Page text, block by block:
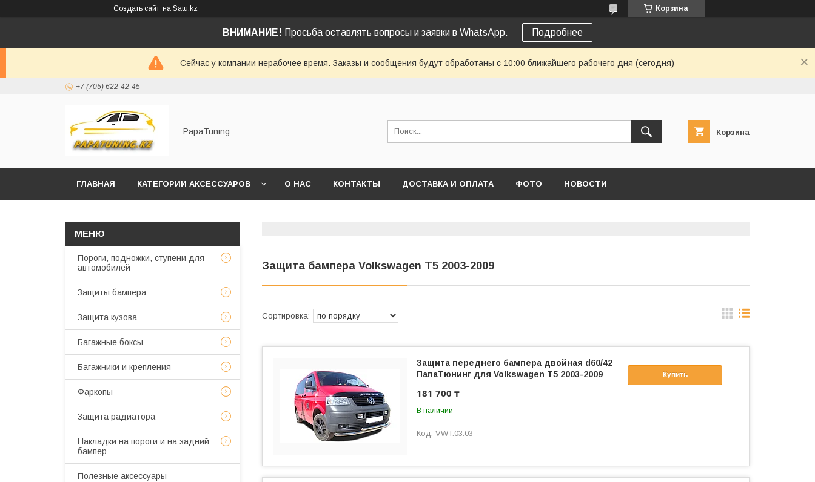
Создать сайт на Satu.kz Корзина
ВНИМАНИЕ! Просьба оставлять вопросы и заявки в WhatsApp. Подробнее
Сейчас у компании нерабочее время. Заказы и сообщения будут обработаны с 10:00 ближайшего рабочего дня (сегодня)
+7 (705) 622-42-45
PapaTuning Корзина
ГЛАВНАЯ КАТЕГОРИИ АКСЕССУАРОВ О НАС КОНТАКТЫ ДОСТАВКА И ОПЛАТА ФОТО НОВОСТИ
Защита бампера Volkswagen T5 2003-2009
Купить
Защита переднего бампера двойная d60/42
ПапаТюнинг для Volkswagen T5 2003-2009
181 700 ₸
В наличии
VWT.03.03
Пороги, подножки, ступени для
автомобилей
Защиты бампера
Защита кузова
Багажные боксы
Багажники и крепления
Фаркопы
Защита радиатора
Накладки на пороги и на задний
бампер
Полезные аксессуары